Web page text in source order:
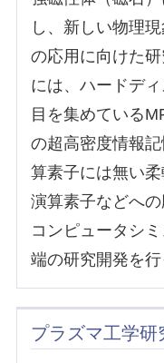
し、新しい物理
の応用に向けた
には、ハードデ
目を集めている
の超高密度情報
算素子には無い
演算素子などへ
コンピュータシ
端の研究開発を行
プラズマ工学研